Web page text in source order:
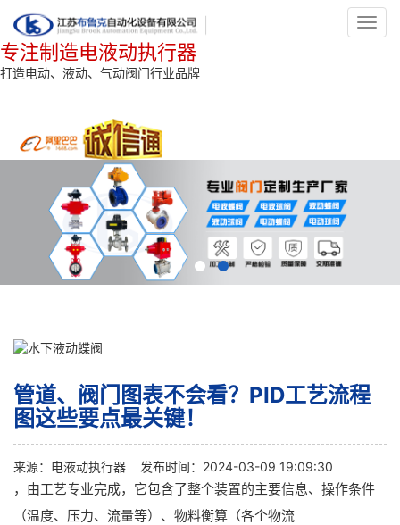
专注制造电液动执行器
打造电动、液动、气动阀门行业品牌
管道、阀门图表不会看？PID工艺流程
图这些要点最关键！
来源： 电液动执行器 发布时间：2024-03-09 19:09:30
，由工艺专业完成，它包含了整个装置的主要信息、操作条件
（温度、压力、流量等）、物料衡算（各个物流